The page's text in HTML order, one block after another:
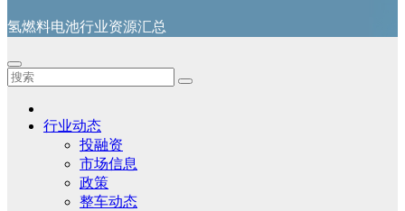
氢燃料电池行业资源汇总
行业动态
投融资
市场信息
政策
整车动态